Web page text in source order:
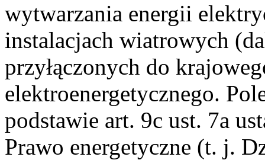
wytwarzania energii
instalacjach wiatrowych
przyłączonych do
elektroenergetycznego.
podstawie art. 9c ust. 7a
Prawo energetyczne (t. j.